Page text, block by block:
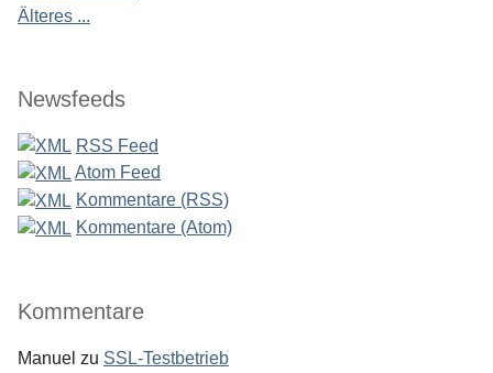
Älteres ...
Newsfeeds
RSS Feed
Atom Feed
Kommentare (RSS)
Kommentare (Atom)
Kommentare
Manuel zu SSL-Testbetrieb